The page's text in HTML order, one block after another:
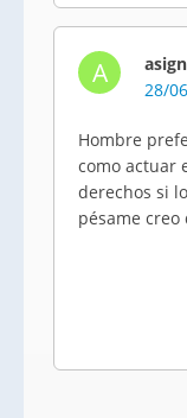
A
28/
Hombre
como actuar
derechos si
pésame